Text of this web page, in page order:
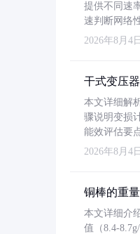
提供不同速
速判断网络
2026年8月4日
干式变压
本文详细解
骤说明变损
能效评估要点
2026年8月4日
铜棒的重
本文详细介
值（8.4-